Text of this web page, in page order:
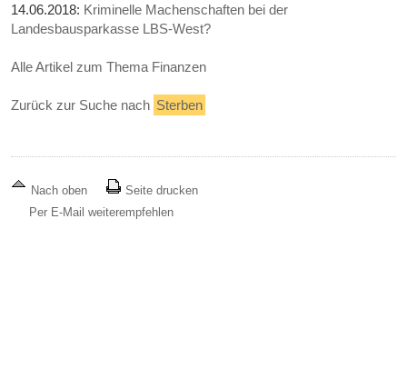
14.06.2018: Kriminelle Machenschaften bei der
Landesbausparkasse LBS-West?
Alle Artikel zum Thema Finanzen
Zurück zur Suche nach Sterben
Nach oben
Seite drucken
Per E-Mail weiterempfehlen